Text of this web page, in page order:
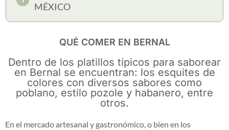
MÉXICO
QUÉ COMER EN BERNAL
Dentro de los platillos típicos para saborear
en Bernal se encuentran: los esquites de
colores con diversos sabores como
poblano, estilo pozole y habanero, entre
otros.
En el mercado artesanal y gastronómico, o bien en los